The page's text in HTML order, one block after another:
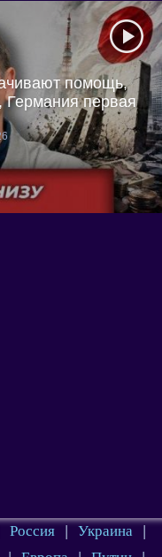
помощь,
Германия первая
Россия | Украина
|